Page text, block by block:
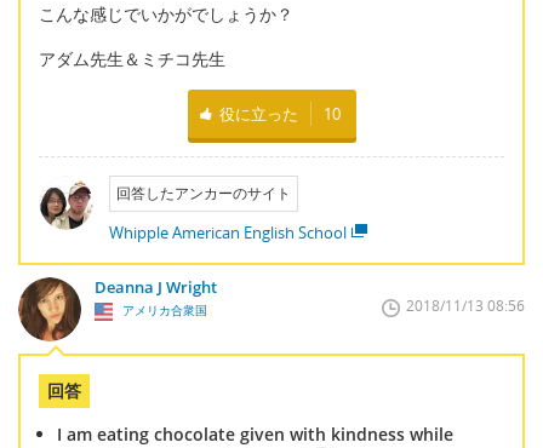
こんな感じでいかがでしょうか？
アダム先生＆ミチコ先生
役に立った 10
回答したアンカーのサイト
Whipple American English School
Deanna J Wright
アメリカ合衆国 2018/11/13 08:56
回答
I am eating chocolate given with kindness while